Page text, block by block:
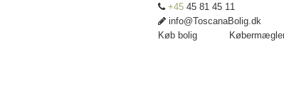
+45 45 81 45 11
info@ToscanaBolig.dk
Køb bolig